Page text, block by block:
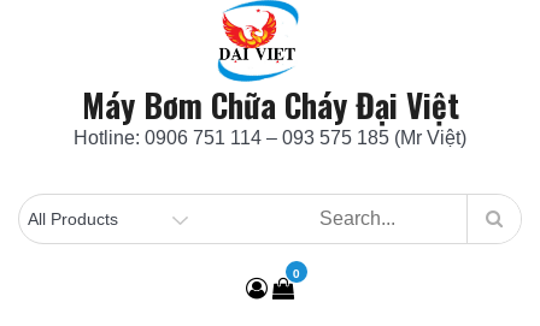
Máy Bơm Chữa Cháy Đại Việt
Hotline: 0906 751 114 – 093 575 185 (Mr Việt)
0